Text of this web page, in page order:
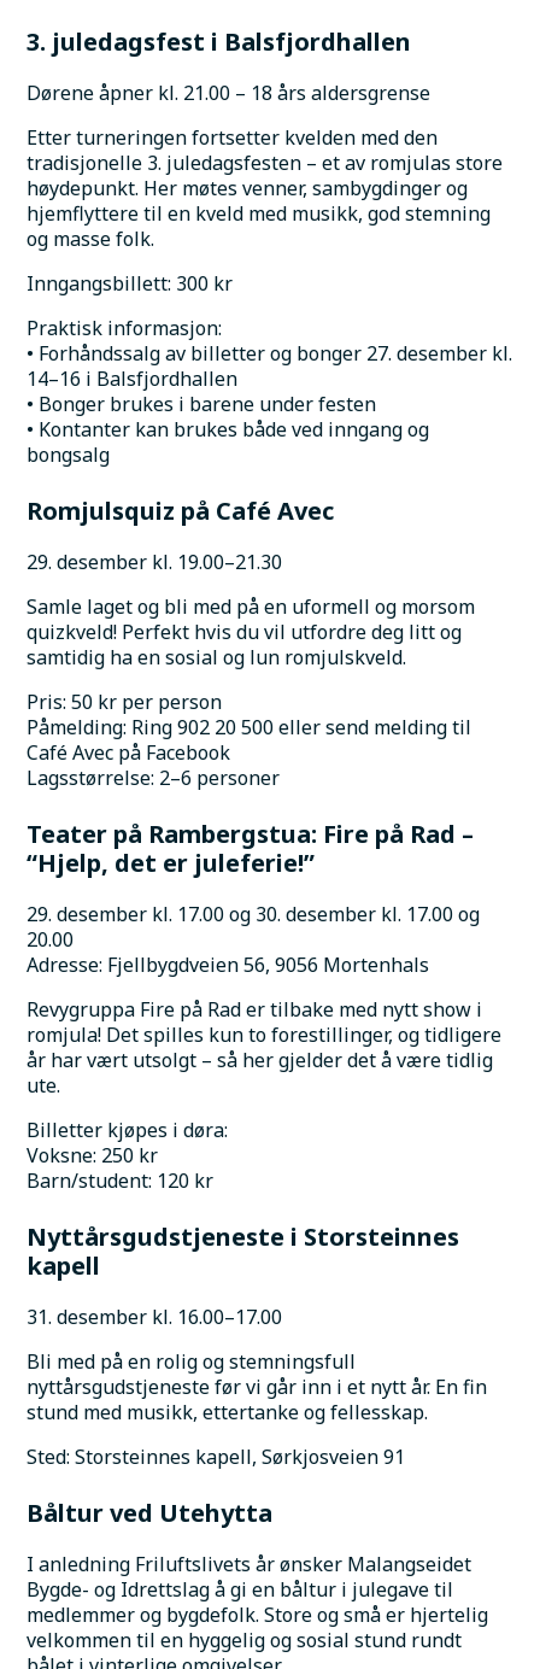
3. juledagsfest i Balsfjordhallen
Dørene åpner kl. 21.00 – 18 års aldersgrense
Etter turneringen fortsetter kvelden med den
tradisjonelle 3. juledagsfesten – et av romjulas store
høydepunkt. Her møtes venner, sambygdinger og
hjemflyttere til en kveld med musikk, god stemning
og masse folk.
Inngangsbillett: 300 kr
Praktisk informasjon:
• Forhåndssalg av billetter og bonger 27. desember kl.
14–16 i Balsfjordhallen
• Bonger brukes i barene under festen
• Kontanter kan brukes både ved inngang og
bongsalg
Romjulsquiz på Café Avec
29. desember kl. 19.00–21.30
Samle laget og bli med på en uformell og morsom
quizkveld! Perfekt hvis du vil utfordre deg litt og
samtidig ha en sosial og lun romjulskveld.
Pris: 50 kr per person
Påmelding: Ring 902 20 500 eller send melding til
Café Avec på Facebook
Lagsstørrelse: 2–6 personer
Teater på Rambergstua: Fire på Rad –
“Hjelp, det er juleferie!”
29. desember kl. 17.00 og 30. desember kl. 17.00 og
20.00
Adresse: Fjellbygdveien 56, 9056 Mortenhals
Revygruppa Fire på Rad er tilbake med nytt show i
romjula! Det spilles kun to forestillinger, og tidligere
år har vært utsolgt – så her gjelder det å være tidlig
ute.
Billetter kjøpes i døra:
Voksne: 250 kr
Barn/student: 120 kr
Nyttårsgudstjeneste i Storsteinnes
kapell
31. desember kl. 16.00–17.00
Bli med på en rolig og stemningsfull
nyttårsgudstjeneste før vi går inn i et nytt år. En fin
stund med musikk, ettertanke og fellesskap.
Sted: Storsteinnes kapell, Sørkjosveien 91
Båltur ved Utehytta
I anledning Friluftslivets år ønsker Malangseidet
Bygde- og Idrettslag å gi en båltur i julegave til
medlemmer og bygdefolk. Store og små er hjertelig
velkommen til en hyggelig og sosial stund rundt